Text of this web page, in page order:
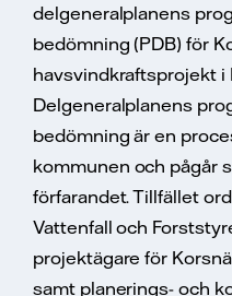
delgeneralplanens
bedömning (PDB) för
havsvindkraftsprojekt i
Delgeneralplanens
bedömning är en
kommunen och pågår
förfarandet. Tillfället
Vattenfall och
projektägare för
samt planerings- och